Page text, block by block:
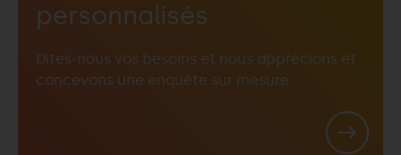
personnalisés
Dites-nous vos besoins et nous apprécions et
concevons une enquête sur mesure.